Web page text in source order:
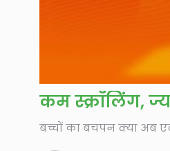
कम स्क्रॉलिंग,
बच्चों का बचपन क्या अब